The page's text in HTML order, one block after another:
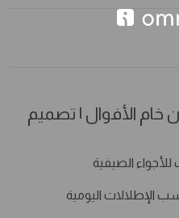
الأفوال | تصميم
الصيفية
الإطلالات اليومية